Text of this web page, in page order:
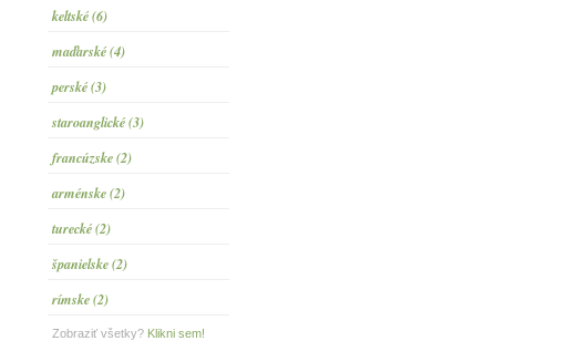
keltské (6)
maďarské (4)
perské (3)
staroanglické (3)
francúzske (2)
arménske (2)
turecké (2)
španielske (2)
rímske (2)
Zobraziť všetky? Klikni sem!